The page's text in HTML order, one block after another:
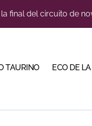
final del circuito de
la Puerta Grande
abren la Puerta
TAURINO ECO DE